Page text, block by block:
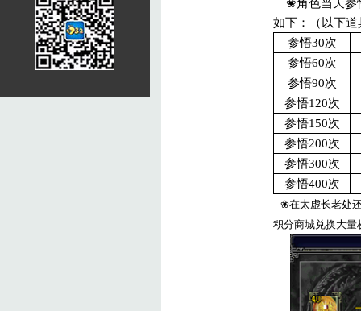
❀角色当天参
如下：（以下
参悟30次
参悟60次
参悟90次
参悟120次
参悟150次
参悟200次
参悟300次
参悟400次
❀在太虚长老处
积分商城兑换大量